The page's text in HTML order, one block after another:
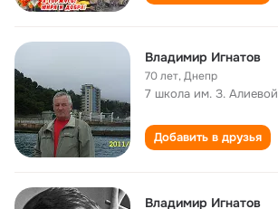
Владимир Игнатов
70 лет,Днепр
7 школа им. З. Алиевой
Добавить в друзья
Владимир Игнатов